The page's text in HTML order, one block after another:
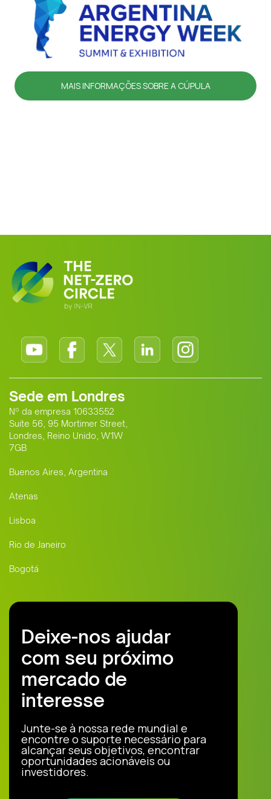
MAIS INFORMAÇÕES SOBRE A CÚPULA
Sede em Londres
Nº da empresa 10633552
Suite 56, 95 Mortimer Street,
Londres, Reino Unido, W1W
7GB
Buenos Aires, Argentina
Atenas
Lisboa
Rio de Janeiro
Bogotá
Deixe-nos ajudar
com seu próximo
mercado de
interesse
Junte-se à nossa rede mundial e
encontre o suporte necessário para
alcançar seus objetivos, encontrar
oportunidades acionáveis ou
investidores.